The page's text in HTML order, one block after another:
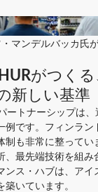
マンデルバッカ氏
がつく
新しい基準
ートナーシップは
例です。フィンラン
制も非常に整ってい
、最先端技術を組み
ンス・ハブは、アイ
いています。